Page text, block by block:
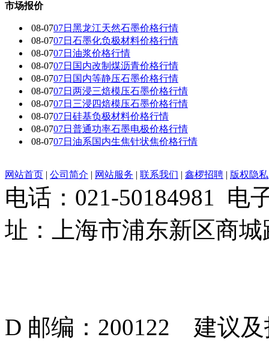
市场报价
08-0707日黑龙江天然石墨价格行情
08-0707日石墨化负极材料价格行情
08-0707日油浆价格行情
08-0707日国内改制煤沥青价格行情
08-0707日国内 等静压石墨价格行情
08-0707日两浸三焙模压石墨价格行情
08-0707日三浸四焙模压石墨价格行情
08-0707日硅基负极材料价格行情
08-0707日普通功率石墨电极价格行情
08-0707日油系国内生焦针状焦价格行情
网站首页 | 公司简介 | 网站服务 | 联系我们 | 鑫椤招聘 | 版权隐私
电话：021-50184981 电
址：上海市浦东新区商
D 邮编：200122 建议